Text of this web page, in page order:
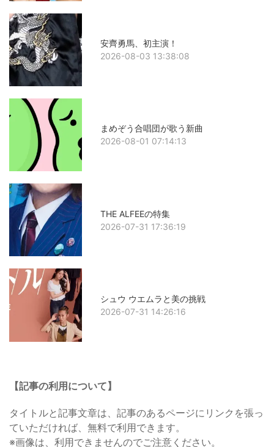
安齊勇馬、初主演！
2026-08-03 13:38:08
まめぞう合唱団が歌う新曲
2026-08-01 07:14:13
THE ALFEEの特集
2026-07-31 17:36:19
シュウ ウエムラと美の挑戦
2026-07-31 14:26:16
【記事の利用について】
タイトルと記事文章は、記事のあるページにリンクを張っ
ていただければ、無料で利用できます。
※画像は、利用できませんのでご注意ください。